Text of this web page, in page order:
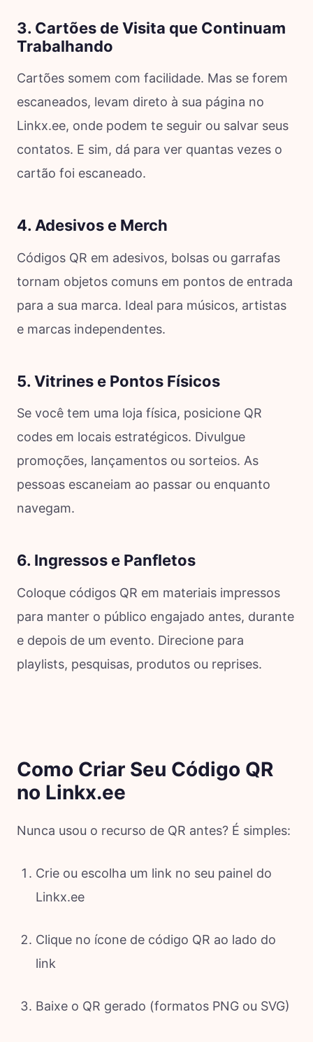
3. Cartões de Visita que Continuam
Trabalhando
Cartões somem com facilidade. Mas se forem
escaneados, levam direto à sua página no
Linkx.ee, onde podem te seguir ou salvar seus
contatos. E sim, dá para ver quantas vezes o
cartão foi escaneado.
4. Adesivos e Merch
Códigos QR em adesivos, bolsas ou garrafas
tornam objetos comuns em pontos de entrada
para a sua marca. Ideal para músicos, artistas
e marcas independentes.
5. Vitrines e Pontos Físicos
Se você tem uma loja física, posicione QR
codes em locais estratégicos. Divulgue
promoções, lançamentos ou sorteios. As
pessoas escaneiam ao passar ou enquanto
navegam.
6. Ingressos e Panfletos
Coloque códigos QR em materiais impressos
para manter o público engajado antes, durante
e depois de um evento. Direcione para
playlists, pesquisas, produtos ou reprises.
Como Criar Seu Código QR
no Linkx.ee
Nunca usou o recurso de QR antes? É simples:
Crie ou escolha um link no seu painel do
Linkx.ee
Clique no ícone de código QR ao lado do
link
Baixe o QR gerado (formatos PNG ou SVG)